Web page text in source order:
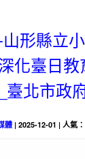
形縣立
化臺日教
北市政
體 | 2025-12-01 | 人氣